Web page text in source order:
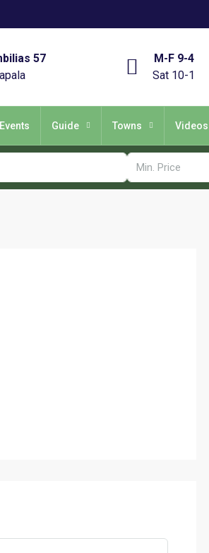
57
M-F 9-4
Sat 10-1
Events Guide Towns Videos